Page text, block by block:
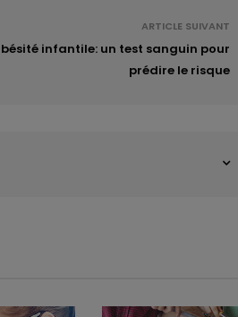
ARTICLE SUIVANT
infantile: un test sanguin pour
prédire le risque